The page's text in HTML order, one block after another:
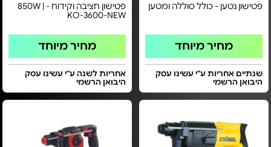
פטישון נטען - כולל סוללה ומטען
מחיר מיוחד
שנתיים אחריות ע"י עשינו עסק
היבואן הרשמי
פטישון חציבה וקידוח - 850W |
KO-3600-NEW
מחיר מיוחד
אחריות לשנה ע"י עשינו עסק
היבואן הרשמי